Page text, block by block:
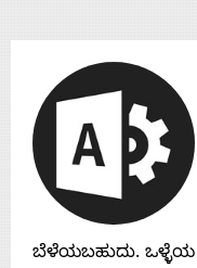
ಬೆಳೆಯಬಹುದು. ಒಳ್ಳೆಯ